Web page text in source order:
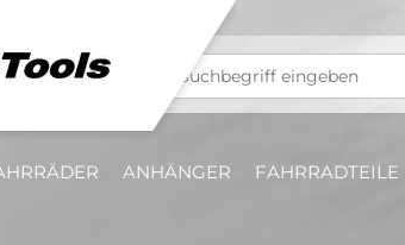
ANHÄNGER FAHRRADTEILE